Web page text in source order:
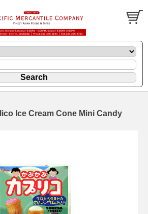
Ice Cream Cone Mini Candy